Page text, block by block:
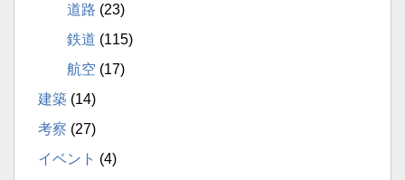
道路 (23)
鉄道 (115)
航空 (17)
建築 (14)
考察 (27)
イベント (4)